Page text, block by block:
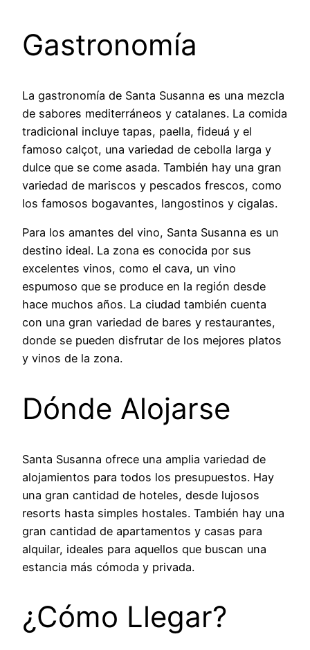
Gastronomía
La gastronomía de Santa Susanna es una mezcla
de sabores mediterráneos y catalanes. La comida
tradicional incluye tapas, paella, fideuá y el
famoso calçot, una variedad de cebolla larga y
dulce que se come asada. También hay una gran
variedad de mariscos y pescados frescos, como
los famosos bogavantes, langostinos y cigalas.
Para los amantes del vino, Santa Susanna es un
destino ideal. La zona es conocida por sus
excelentes vinos, como el cava, un vino
espumoso que se produce en la región desde
hace muchos años. La ciudad también cuenta
con una gran variedad de bares y restaurantes,
donde se pueden disfrutar de los mejores platos
y vinos de la zona.
Dónde Alojarse
Santa Susanna ofrece una amplia variedad de
alojamientos para todos los presupuestos. Hay
una gran cantidad de hoteles, desde lujosos
resorts hasta simples hostales. También hay una
gran cantidad de apartamentos y casas para
alquilar, ideales para aquellos que buscan una
estancia más cómoda y privada.
¿Cómo Llegar?